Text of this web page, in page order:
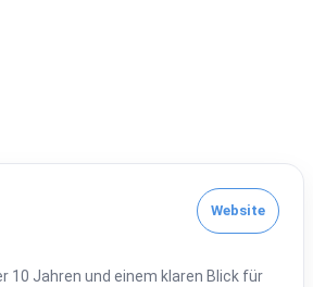
Website
10 Jahren und einem klaren Blick für